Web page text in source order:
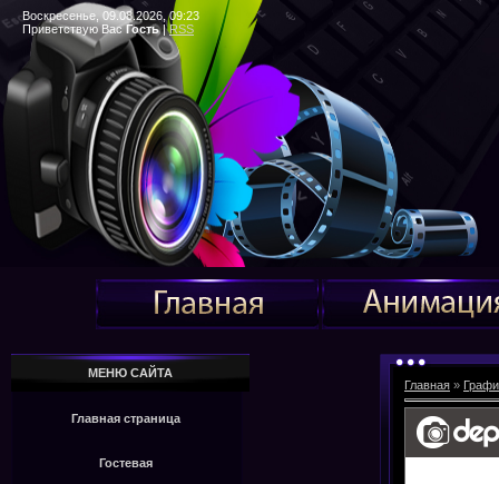
Воскресенье, 09.08.2026, 09:23
Приветствую Вас Гость|RSS
МЕНЮ САЙТА
Главная страница
Гостевая
Главная »